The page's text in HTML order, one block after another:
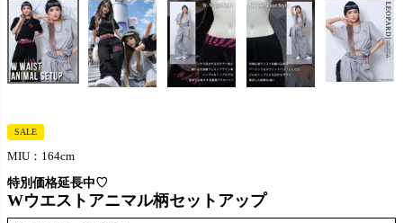
SALE
MIU：164cm
特別価格延長中♡
Wウエストアニマル柄セットアップ